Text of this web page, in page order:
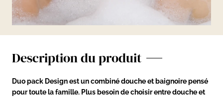
Description du produit
Duo pack Design est un combiné douche et baignoire pensé
pour toute la famille. Plus besoin de choisir entre douche et